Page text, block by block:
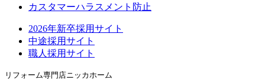
カスタマーハラスメント防止
2026年新卒採用サイト
中途採用サイト
職人採用サイト
リフォーム専門店ニッカホーム